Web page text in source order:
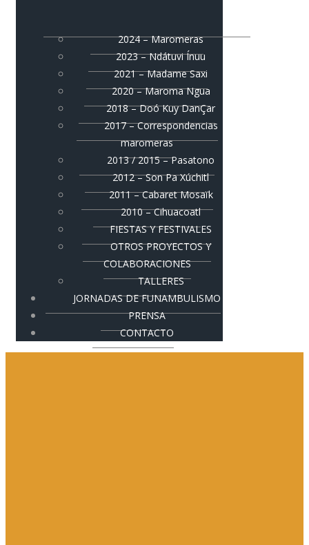
2024 – Maromeras
2023 – Ndátuvi Ínuu
2021 – Madame Saxi
2020 – Maroma Ngua
2018 – Doó Kuy DanÇar
2017 – Correspondencias
maromeras
2013 / 2015 – Pasatono
2012 – Son Pa Xúchitl
2011 – Cabaret Mosaïk
2010 – Cihuacoatl
FIESTAS Y FESTIVALES
OTROS PROYECTOS Y
COLABORACIONES
TALLERES
JORNADAS DE FUNAMBULISMO
PRENSA
CONTACTO